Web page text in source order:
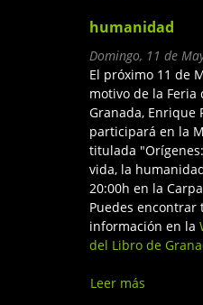
humanidad
Domingo, 11 de
El próximo 11 de
motivo de la Feria
Granada, Enrique
participará en la
titulada
vida, la
20:00h en la
Puedes encontrar
información en la
del Libro de
Leer más